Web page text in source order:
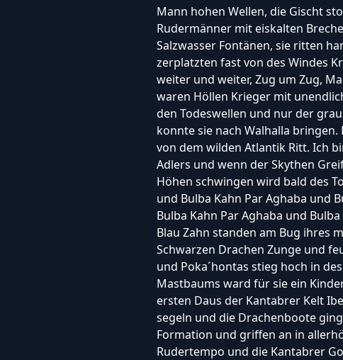
Mann hohen Wellen, die Gischt
Rudermänner mit eiskalten
Salzwasser Fontänen, sie ritten
zerplatzten fast von des Windes
weiter und weiter, Zug um Zug,
waren Höllen Krieger mit
den Todeswellen und nur der
konnte sie nach Walhalla
von dem wilden Atlantik Ritt. Ich
Adlers und wenn der Skythen
Höhen schwingen wird bald des
und Bulba Kahn Par Aghaba und
Bulba Kahn Par Aghaba und
Blau Zahn standen am Bug ihres
Schwarzen Drachen Zunge und
und Poka´hontas stieg hoch in
Mastbaums ward für sie ein
ersten Daus der Kantabrer Kelt
segeln und die Drachenboote
Formation und griffen an in
Rudertempo und die Kantabrer